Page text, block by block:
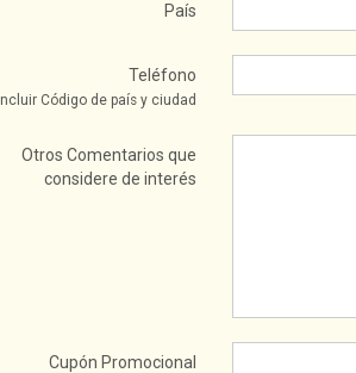
País
Teléfono
Incluir Código de país y ciudad
Otros Comentarios que
considere de interés
Cupón Promocional